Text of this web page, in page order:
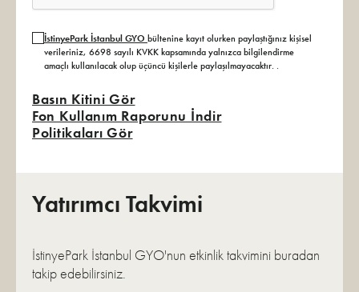
İstinyePark İstanbul GYO bültenine kayıt olurken paylaştığınız kişisel
verileriniz, 6698 sayılı KVKK kapsamında yalnızca bilgilendirme
amaçlı kullanılacak olup üçüncü kişilerle paylaşılmayacaktır. .
Basın Kitini Gör
Fon Kullanım Raporunu İndir
Politikaları Gör
Yatırımcı Takvimi
İstinyePark İstanbul GYO'nun etkinlik takvimini buradan
takip edebilirsiniz.